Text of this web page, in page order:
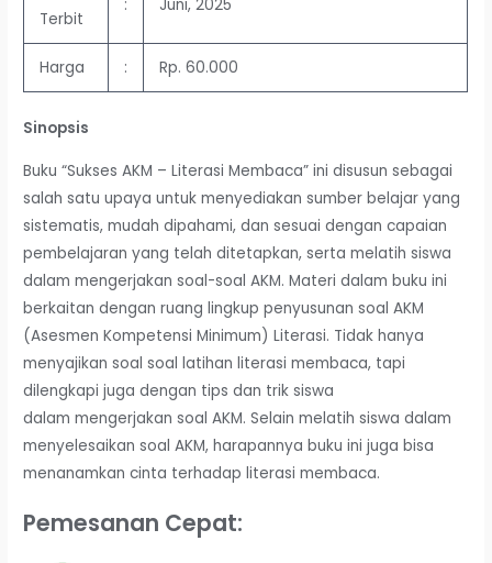
Terbit
: Juni, 2025
Harga : Rp. 60.000
Sinopsis
Buku “Sukses AKM – Literasi Membaca” ini disusun sebagai
salah satu upaya untuk menyediakan sumber belajar yang
sistematis, mudah dipahami, dan sesuai dengan capaian
pembelajaran yang telah ditetapkan, serta melatih siswa
dalam mengerjakan soal-soal AKM. Materi dalam buku ini
berkaitan dengan ruang lingkup penyusunan soal AKM
(Asesmen Kompetensi Minimum) Literasi. Tidak hanya
menyajikan soal soal latihan literasi membaca, tapi
dilengkapi juga dengan tips dan trik siswa
dalam mengerjakan soal AKM. Selain melatih siswa dalam
menyelesaikan soal AKM, harapannya buku ini juga bisa
menanamkan cinta terhadap literasi membaca.
Pemesanan Cepat: